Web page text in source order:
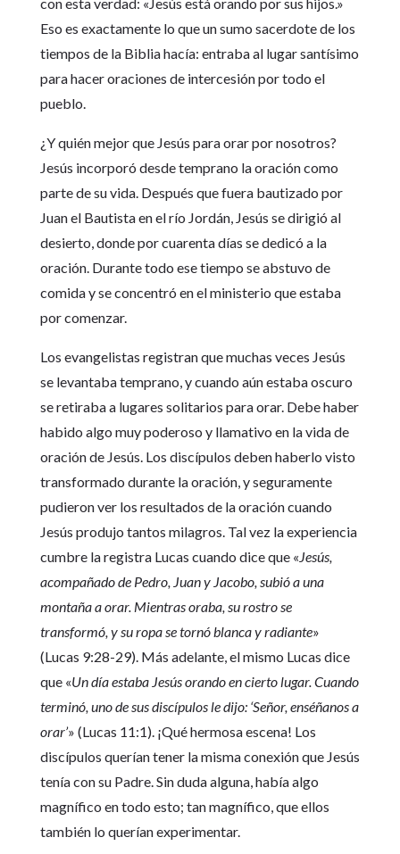
Eso es exactamente lo que un sumo sacerdote de los
tiempos de la Biblia hacía: entraba al lugar santísimo
para hacer oraciones de intercesión por todo el
pueblo.
¿Y quién mejor que Jesús para orar por nosotros?
Jesús incorporó desde temprano la oración como
parte de su vida. Después que fuera bautizado por
Juan el Bautista en el río Jordán, Jesús se dirigió al
desierto, donde por cuarenta días se dedicó a la
oración. Durante todo ese tiempo se abstuvo de
comida y se concentró en el ministerio que estaba
por comenzar.
Los evangelistas registran que muchas veces Jesús
se levantaba temprano, y cuando aún estaba oscuro
se retiraba a lugares solitarios para orar. Debe haber
habido algo muy poderoso y llamativo en la vida de
oración de Jesús. Los discípulos deben haberlo visto
transformado durante la oración, y seguramente
pudieron ver los resultados de la oración cuando
Jesús produjo tantos milagros. Tal vez la experiencia
cumbre la registra Lucas cuando dice que «Jesús,
acompañado de Pedro, Juan y Jacobo, subió a una
montaña a orar. Mientras oraba, su rostro se
transformó, y su ropa se tornó blanca y radiante»
(Lucas 9:28-29). Más adelante, el mismo Lucas dice
que «Un día estaba Jesús orando en cierto lugar. Cuando
terminó, uno de sus discípulos le dijo: ‘Señor, enséñanos a
orar’» (Lucas 11:1). ¡Qué hermosa escena! Los
discípulos querían tener la misma conexión que Jesús
tenía con su Padre. Sin duda alguna, había algo
magnífico en todo esto; tan magnífico, que ellos
también lo querían experimentar.